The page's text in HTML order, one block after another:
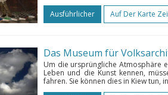
Ausführlicher
Auf Der Karte
Um die ursprüngliche Atmosphäre
Leben und die Kunst kennen,
fahren. Sie können dies in Kiew tun,